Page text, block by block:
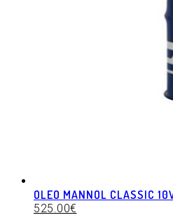
OLEO MANNOL CLASSIC
525.00€